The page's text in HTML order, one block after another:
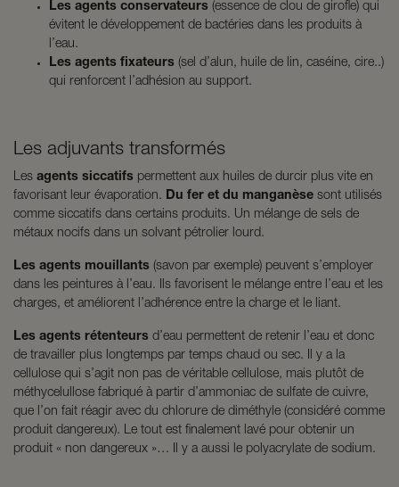
Les agents conservateurs (essence de clou de girofle) qui
évitent le développement de bactéries dans les produits à
l’eau.
Les agents fixateurs (sel d’alun, huile de lin, caséine, cire..)
qui renforcent l’adhésion au support.
Les adjuvants transformés
Les agents siccatifs permettent aux huiles de durcir plus vite en
favorisant leur évaporation. Du fer et du manganèse sont utilisés
comme siccatifs dans certains produits. Un mélange de sels de
métaux nocifs dans un solvant pétrolier lourd.
Les agents mouillants (savon par exemple) peuvent s’employer
dans les peintures à l’eau. Ils favorisent le mélange entre l’eau et les
charges, et améliorent l’adhérence entre la charge et le liant.
Les agents rétenteurs d’eau permettent de retenir l’eau et donc
de travailler plus longtemps par temps chaud ou sec. Il y a la
cellulose qui s’agit non pas de véritable cellulose, mais plutôt de
méthycelullose fabriqué à partir d’ammoniac de sulfate de cuivre,
que l’on fait réagir avec du chlorure de diméthyle (considéré comme
produit dangereux). Le tout est finalement lavé pour obtenir un
produit « non dangereux »… Il y a aussi le polyacrylate de sodium.